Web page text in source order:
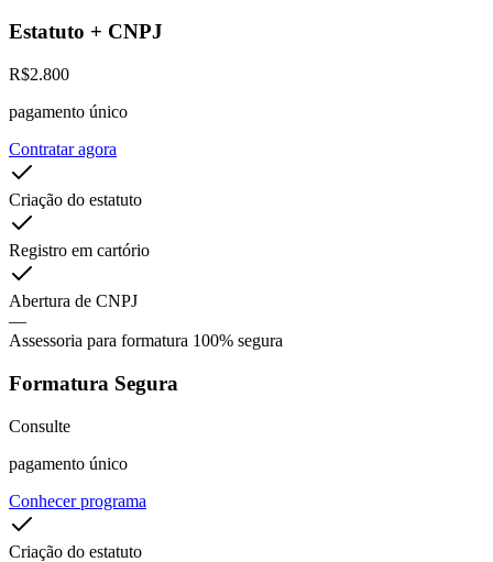
Estatuto + CNPJ
R$2.800
pagamento único
Contratar agora
Criação do estatuto
Registro em cartório
Abertura de CNPJ
—
Assessoria para formatura 100% segura
Formatura Segura
Consulte
pagamento único
Conhecer programa
Criação do estatuto